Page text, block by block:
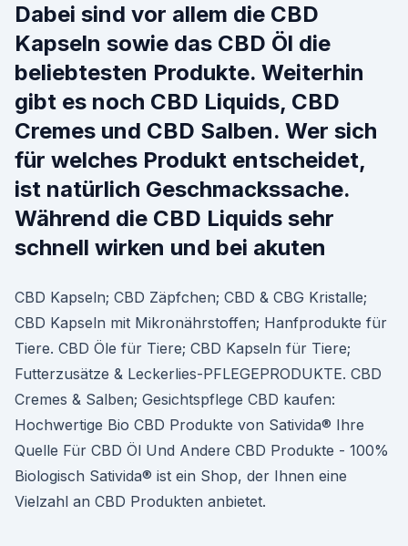
Dabei sind vor allem die CBD
Kapseln sowie das CBD Öl die
beliebtesten Produkte. Weiterhin
gibt es noch CBD Liquids, CBD
Cremes und CBD Salben. Wer sich
für welches Produkt entscheidet,
ist natürlich Geschmackssache.
Während die CBD Liquids sehr
schnell wirken und bei akuten
CBD Kapseln; CBD Zäpfchen; CBD & CBG Kristalle;
CBD Kapseln mit Mikronährstoffen; Hanfprodukte für
Tiere. CBD Öle für Tiere; CBD Kapseln für Tiere;
Futterzusätze & Leckerlies-PFLEGEPRODUKTE. CBD
Cremes & Salben; Gesichtspflege CBD kaufen:
Hochwertige Bio CBD Produkte von Sativida® Ihre
Quelle Für CBD Öl Und Andere CBD Produkte - 100%
Biologisch Sativida® ist ein Shop, der Ihnen eine
Vielzahl an CBD Produkten anbietet.